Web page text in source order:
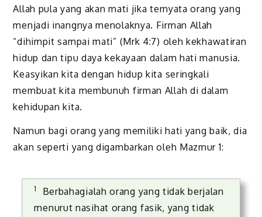
Allah pula yang akan mati jika ternyata orang yang
menjadi inangnya menolaknya. Firman Allah
“dihimpit sampai mati” (Mrk 4:7) oleh kekhawatiran
hidup dan tipu daya kekayaan dalam hati manusia.
Keasyikan kita dengan hidup kita seringkali
membuat kita membunuh firman Allah di dalam
kehidupan kita.
Namun bagi orang yang memiliki hati yang baik, dia
akan seperti yang digambarkan oleh Mazmur 1:
1
Berbahagialah orang yang tidak berjalan
menurut nasihat orang fasik, yang tidak